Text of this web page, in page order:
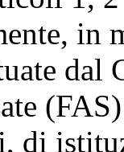
in
dal
di